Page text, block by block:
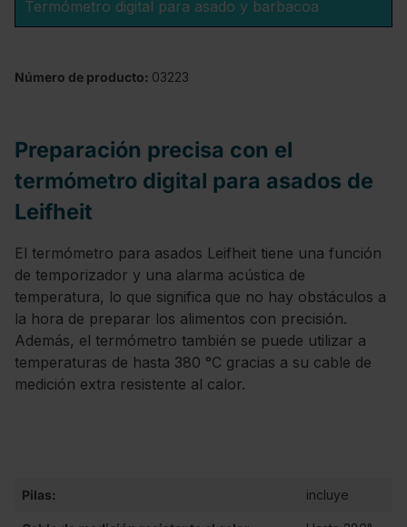
Termómetro digital para asado y barbacoa
Número de producto: 03223
Preparación precisa con el
termómetro digital para asados de
Leifheit
El termómetro para asados ​​Leifheit tiene una función
de temporizador y una alarma acústica de
temperatura, lo que significa que no hay obstáculos a
la hora de preparar los alimentos con precisión.
Además, el termómetro también se puede utilizar a
temperaturas de hasta 380 °C gracias a su cable de
medición extra resistente al calor.
Pilas: incluye